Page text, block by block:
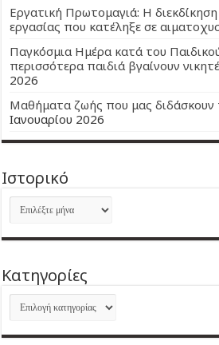
Εργατική Πρωτομαγιά: Η
εργασίας που κατέληξε σε
Παγκόσμια Ημέρα κατά του
περισσότερα παιδιά βγαίνουν
2026
Μαθήματα ζωής που μας διδάσκουν
Ιανουαρίου 2026
Ιστορικό
Ιστορικό
Kατηγορίες
Kατηγορίες